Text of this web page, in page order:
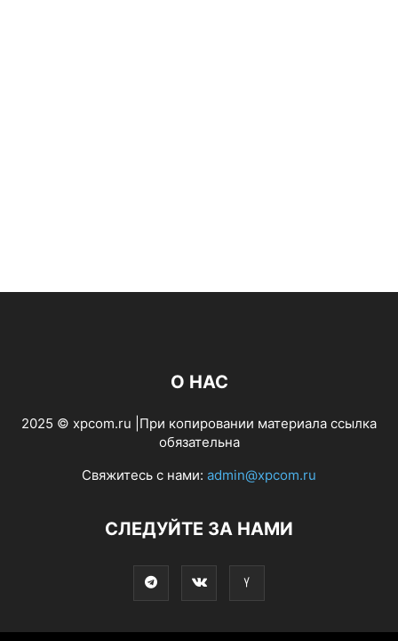
О НАС
2025 © xpcom.ru |При копировании материала ссылка
обязательна
Свяжитесь с нами: admin@xpcom.ru
СЛЕДУЙТЕ ЗА НАМИ